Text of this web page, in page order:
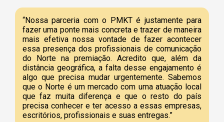
“Nossa parceria com o PMKT é justamente para
fazer uma ponte mais concreta e trazer de maneira
mais efetiva nossa vontade de fazer acontecer
essa presença dos profissionais de comunicação
do Norte na premiação. Acredito que, além da
distância geográfica, a falta desse engajamento é
algo que precisa mudar urgentemente. Sabemos
que o Norte é um mercado com uma atuação local
que faz muita diferença e que o resto do país
precisa conhecer e ter acesso a essas empresas,
escritórios, profissionais e suas entregas.”